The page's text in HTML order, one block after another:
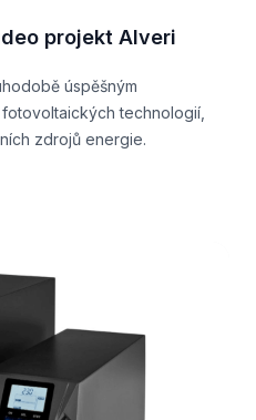
projekt Alveri
úspěšným
technologií,
zdrojů energie.